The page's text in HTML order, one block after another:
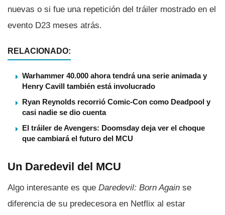
nuevas o si fue una repetición del tráiler mostrado en el
evento D23 meses atrás.
RELACIONADO:
Warhammer 40.000 ahora tendrá una serie animada y
Henry Cavill también está involucrado
Ryan Reynolds recorrió Comic-Con como Deadpool y
casi nadie se dio cuenta
El tráiler de Avengers: Doomsday deja ver el choque
que cambiará el futuro del MCU
Un Daredevil del MCU
Algo interesante es que Daredevil: Born Again se
diferencia de su predecesora en Netflix al estar